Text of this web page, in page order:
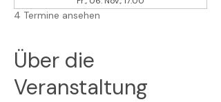
4 Termine ansehen
Über die
Veranstaltung